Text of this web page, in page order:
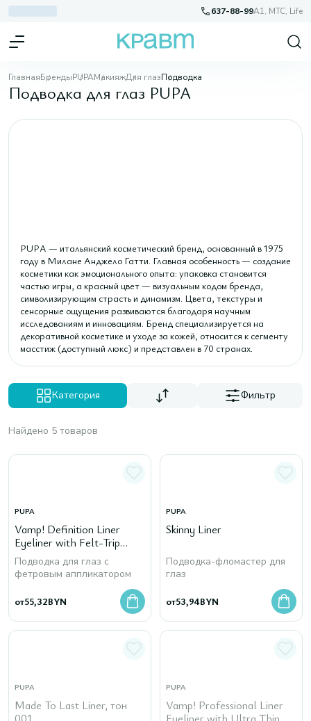
637-88-99A1, МТС, Life
ГлавнаяБрендыPUPAМакияжДля глазПодводка
Подводка для глаз PUPA
PUPA — итальянский косметический бренд, основанный в 1975
году в Милане Анджело Гатти. Главная особенность — создание
косметики как эмоционального опыта: упаковка становится
частью игры, а красный цвет — визуальным кодом бренда,
символизирующим страсть и динамизм. Цвета, текстуры и
сенсорные ощущения развиваются благодаря научным
исследованиям и инновациям. Бренд специализируется на
декоративной косметике и уходе за кожей, относится к сегменту
масстиж (доступный люкс) и представлен в 70 странах.
Категория Фильтр
Найдено 5 товаров
PUPA
Vamp! Definition Liner
Eyeliner with Felt-Trip
Applicator, тон 100
Подводка для глаз с
фетровым аппликатором
от55,32BYN
PUPA
Skinny Liner
Подводка-фломастер для
глаз
от53,94BYN
PUPA
Made To Last Liner, тон
PUPA
Vamp! Professional Liner